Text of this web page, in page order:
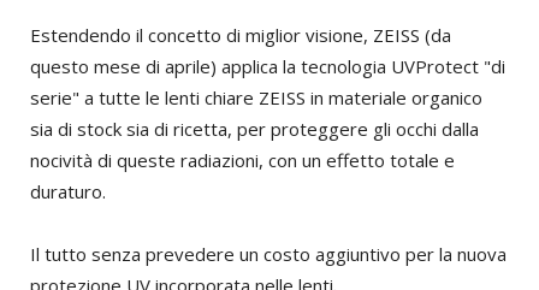
Estendendo il concetto di miglior visione, ZEISS (da
questo mese di aprile) applica la tecnologia UVProtect "di
serie" a tutte le lenti chiare ZEISS in materiale organico
sia di stock sia di ricetta, per proteggere gli occhi dalla
nocività di queste radiazioni, con un effetto totale e
duraturo.
Il tutto senza prevedere un costo aggiuntivo per la nuova
protezione UV incorporata nelle lenti.